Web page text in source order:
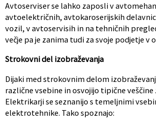
Avtoserviser se lahko zaposli v
avtoelektričnih, avtokaroserijskih
vozil, v avtoservisih in na tehničnih
večje pa je zanima tudi za svoje podjetje v
Strokovni del izobraževanja
Dijaki med strokovnim delom
različne vsebine in osvojijo tipične veščine
Elektrikarji se seznanijo s temeljnimi
elektrotehnike. Tako spoznajo: